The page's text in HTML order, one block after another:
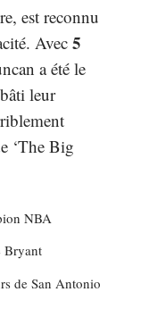
est reconnu
Avec 5
a été le
leur
‘The Big
NBA
Bryant
de San Antonio